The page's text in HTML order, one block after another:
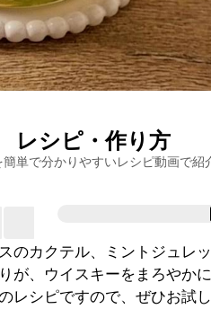
シピ・作り方
単で分かりやすいレシピ動画で紹
のカクテル、ミントジュレ
が、ウイスキーをまろやか
レシピですので、ぜひお試し